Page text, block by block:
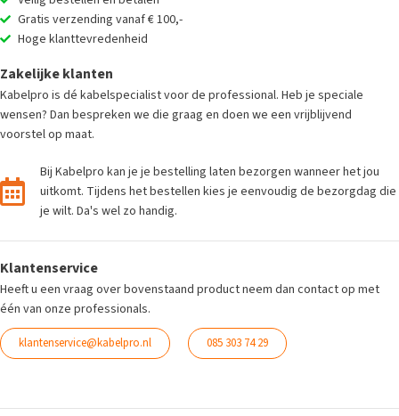
Gratis verzending vanaf € 100,-
Hoge klanttevredenheid
Zakelijke klanten
Kabelpro is dé kabelspecialist voor de professional. Heb je speciale
wensen? Dan bespreken we die graag en doen we een vrijblijvend
voorstel op maat.
Bij Kabelpro kan je je bestelling laten bezorgen wanneer het jou
uitkomt. Tijdens het bestellen kies je eenvoudig de bezorgdag die
je wilt. Da's wel zo handig.
Klantenservice
Heeft u een vraag over bovenstaand product neem dan contact op met
één van onze professionals.
klantenservice@kabelpro.nl 085 303 74 29